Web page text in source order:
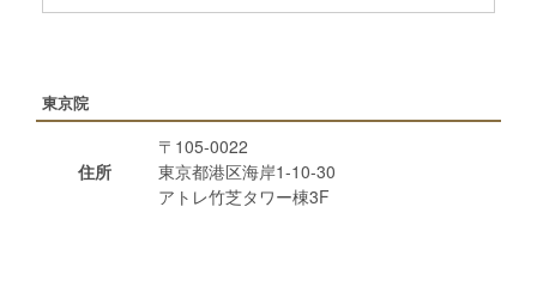
東京院
住所
〒105-0022
東京都港区海岸1-10-30
アトレ竹芝タワー棟3F